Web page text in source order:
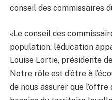
conseil des commissaires
«Le conseil des
population, l’éducation
Louise Lortie, présidente
Notre rôle est d’être à
de nous assurer que